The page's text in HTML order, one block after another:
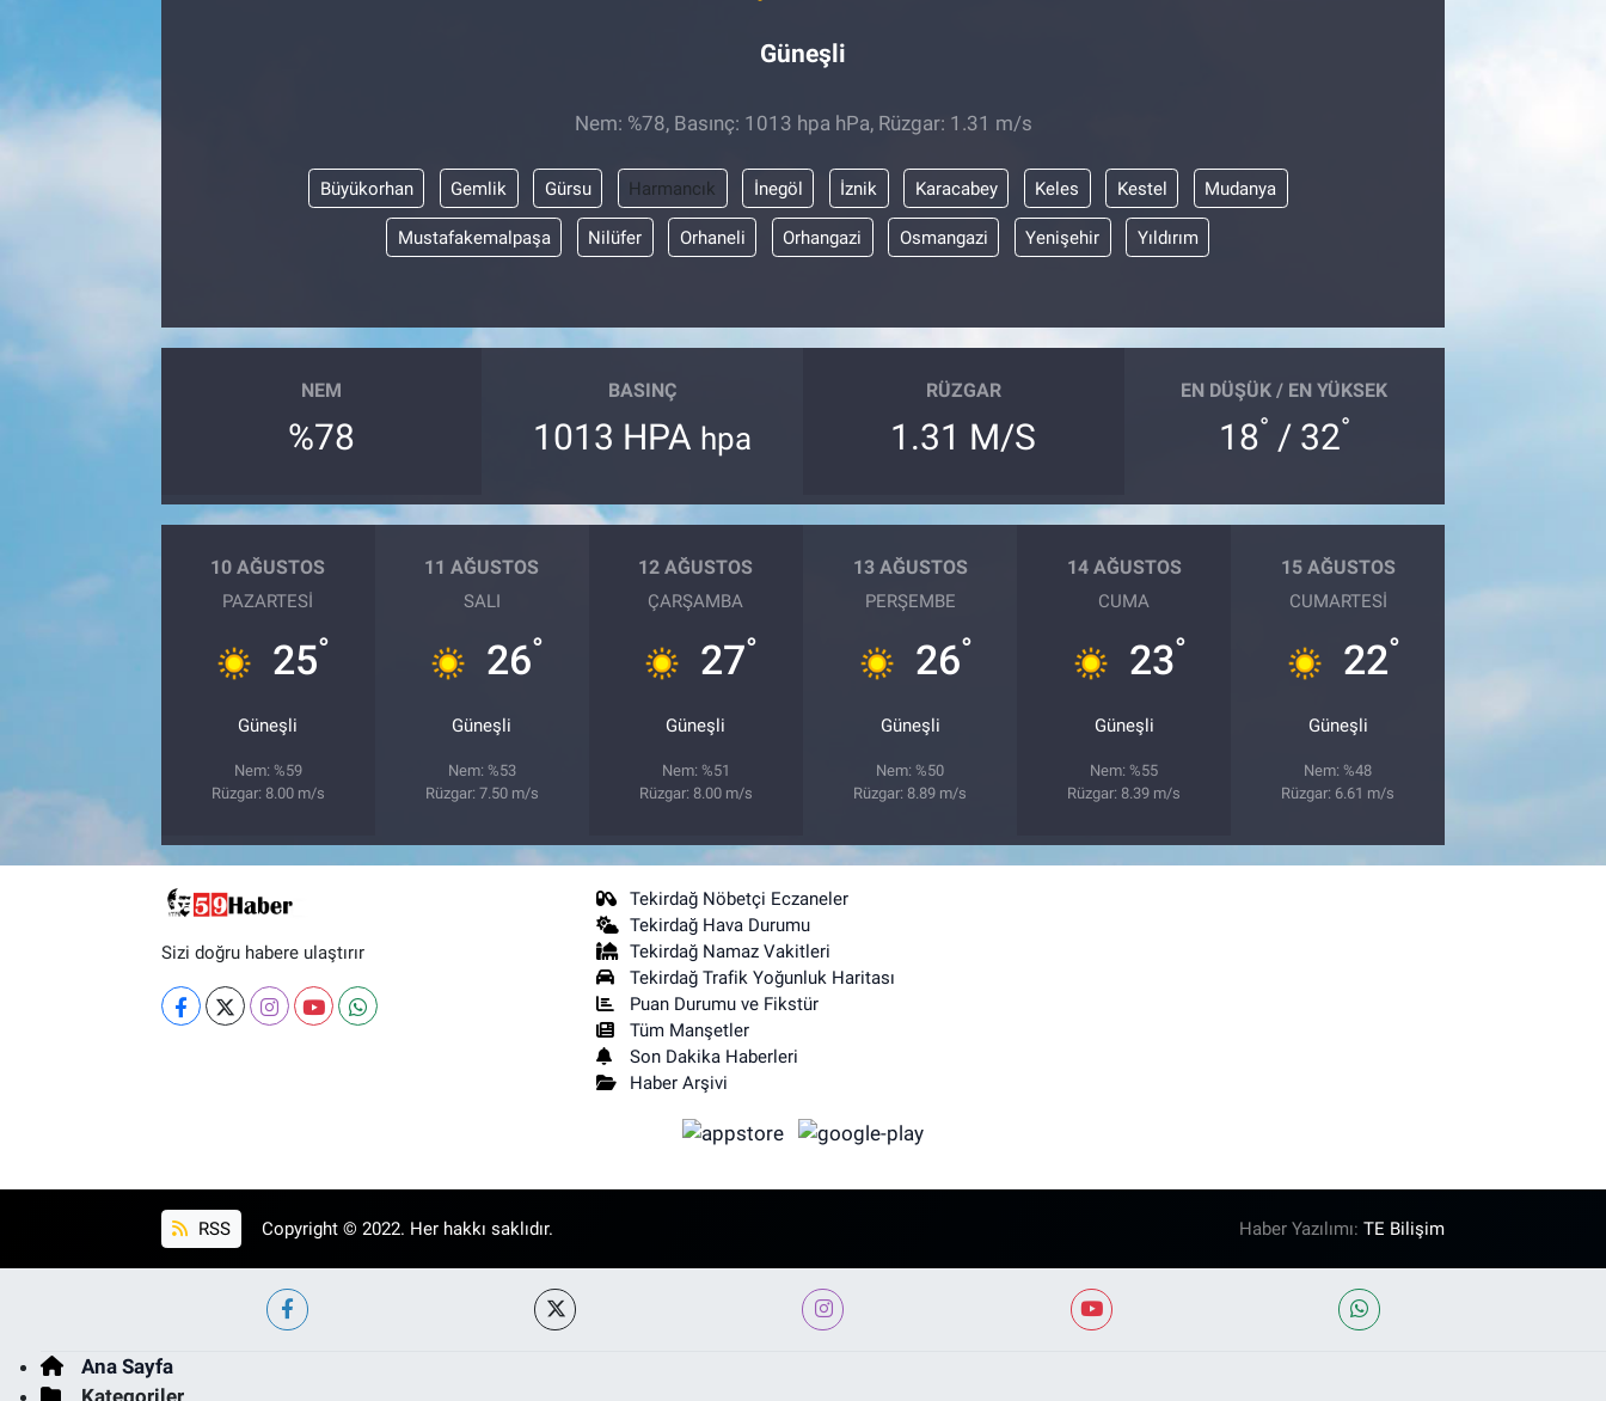
Güneşli
Nem: %78, Basınç: 1013 hpa hPa, Rüzgar: 1.31 m/s
Büyükorhan Gemlik Gürsu Harmancık İnegöl İznik Karacabey Keles Kestel Mudanya
Mustafakemalpaşa Nilüfer Orhaneli Orhangazi Osmangazi Yenişehir Yıldırım
NEM
%78
BASINÇ
1013 HPA hpa
RÜZGAR
1.31 M/S
EN DÜŞÜK / EN YÜKSEK
18° / 32°
10 AĞUSTOS
PAZARTESI
25°
Güneşli
Nem: %59
Rüzgar: 8.00 m/s
11 AĞUSTOS
SALI
26°
Güneşli
Nem: %53
Rüzgar: 7.50 m/s
12 AĞUSTOS
ÇARŞAMBA
27°
Güneşli
Nem: %51
Rüzgar: 8.00 m/s
13 AĞUSTOS
PERŞEMBE
26°
Güneşli
Nem: %50
Rüzgar: 8.89 m/s
14 AĞUSTOS
CUMA
23°
Güneşli
Nem: %55
Rüzgar: 8.39 m/s
15 AĞUSTOS
CUMARTESI
22°
Güneşli
Nem: %48
Rüzgar: 6.61 m/s
Sizi doğru habere ulaştırır
Tekirdağ Nöbetçi Eczaneler
Tekirdağ Hava Durumu
Tekirdağ Namaz Vakitleri
Tekirdağ Trafik Yoğunluk Haritası
Puan Durumu ve Fikstür
Tüm Manşetler
Son Dakika Haberleri
Haber Arşivi
RSS Copyright © 2022. Her hakkı saklıdır. Haber Yazılımı:TE Bilişim
Ana Sayfa
Kategoriler